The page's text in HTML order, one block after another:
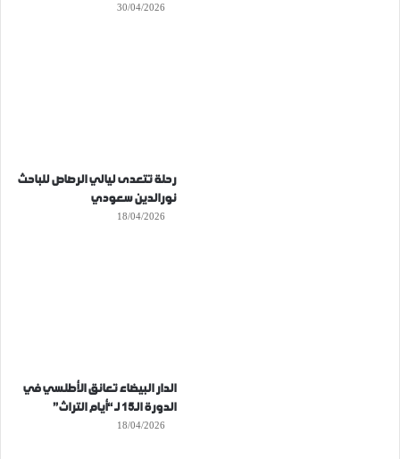
30/04/2026
رحلة تتعدى ليالي الرصاص للباحث
نورالدين سعودي
18/04/2026
الدار البيضاء تعانق الأطلسي في
الدورة الـ15 لـ “أيام التراث”
18/04/2026